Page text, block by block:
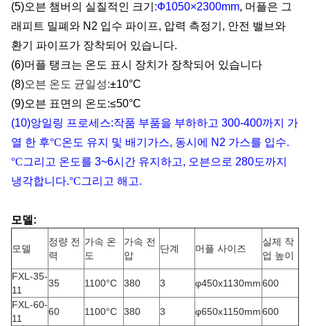
(5)오븐 챔버의 실질적인 크기 :Ф1050×2300mm, 머플은 그
래피트 밀폐와 N2 입수 파이프, 압력 측정기, 안전 밸브와
환기 파이프가 장착되어 있습니다.
(6)머플 탱크는 온도 표시 장치가 장착되어 있습니다
(8)오븐 온도 균일성:±10°C
(9)오븐 표면의 온도:≤50°C
(10)앙일링 프로세스:작품 부품을 부하하고 300-400까지 가
열 한 후°C온도 유지 및 배기가스, 동시에 N2 가스를 입수.
°C그리고 온도를 3~6시간 유지하고, 오븐으로 280도까지
냉각합니다.°C그리고 해고.
모델:
모델
정량 전
력
가속 온
도
가속 전
압
단계 머플 사이즈
실제 작
업 높이
FXL-35-
11
35 1100°C 380 3 φ450x1130mm600
FXL-60-
11
60 1100°C 380 3 φ650x1150mm600